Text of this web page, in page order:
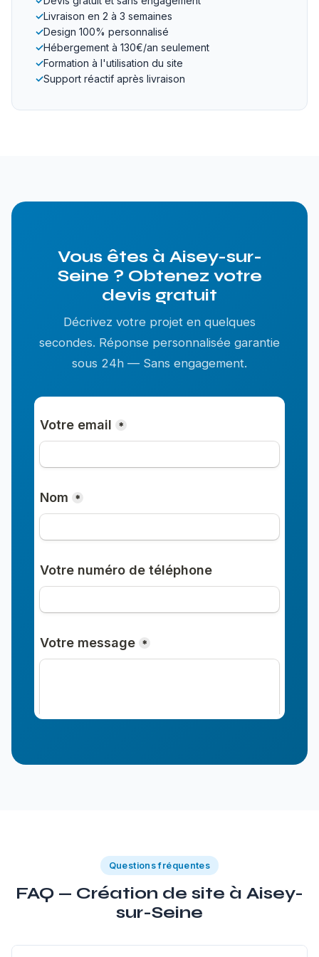
✓Livraison en 2 à 3 semaines
✓Design 100% personnalisé
✓Hébergement à 130€/an seulement
✓Formation à l'utilisation du site
✓Support réactif après livraison
Vous êtes à Aisey-sur-
Seine ? Obtenez votre
devis gratuit
Décrivez votre projet en quelques
secondes. Réponse personnalisée garantie
sous 24h — Sans engagement.
Questions fréquentes
FAQ — Création de site à Aisey-
sur-Seine